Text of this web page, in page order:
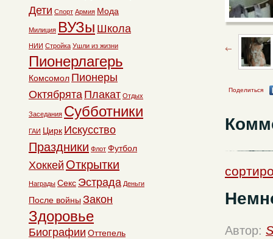
Поделиться
Автор:
Дети Спорт Армия Мода
Милиция ВУЗы Школа
НИИ Стройка Ушли из жизни
Пионерлагерь
Комсомол Пионеры
Октябрята Плакат Отдых
Заседания Субботники
ГАИ Цирк Искусство
Праздники Флот Футбол
Хоккей Открытки
Награды Секс Эстрада Деньги
После войны Закон
Здоровье
Биографии Оттепель